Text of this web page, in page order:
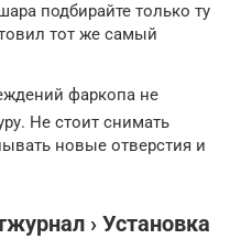
подбирайте только ту
тот же самый
фаркопа не
Не стоит снимать
новые отверстия и
› Установка